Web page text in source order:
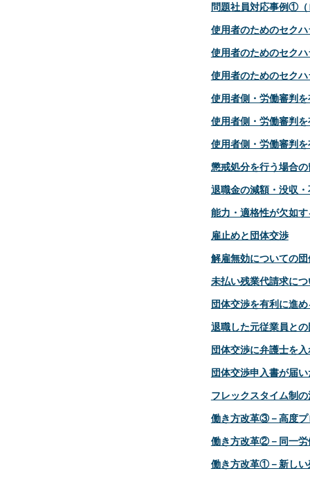
問題社員対応事例①（
使用者のためのセク
使用者のためのセク
使用者のためのセク
使用者側・労働審判
使用者側・労働審判
使用者側・労働審判
懲戒処分を行う場合
退職金の減額・没収
能力・適格性が欠如
雇止めと団体交渉
解雇無効についての
未払い残業代請求に
団体交渉を有利に進
退職した元従業員と
団体交渉に弁護士を
団体交渉申入書が届
フレックスタイム制
働き方改革③－高度プ
働き方改革②－同一労
働き方改革①－新しい